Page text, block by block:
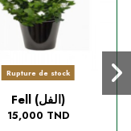
Rupture de stock
Fell (الفل)
15,000 TND